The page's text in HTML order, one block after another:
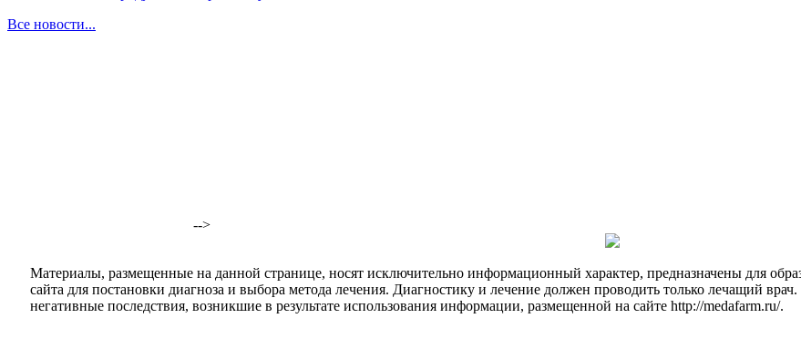
Все новости...
-->
Материалы, размещенные на данной странице, носят исключительно информационный характер, предназначены для
сайта для постановки диагноза и выбора метода лечения. Диагностику и лечение должен проводить только лечащий
негативные последствия, возникшие в результате использования информации, размещенной на сайте http://medafarm.ru/.